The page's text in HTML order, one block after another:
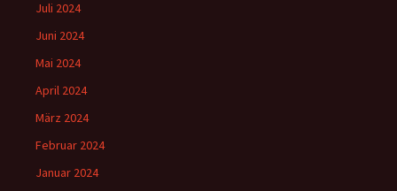
Juli 2024
Juni 2024
Mai 2024
April 2024
März 2024
Februar 2024
Januar 2024